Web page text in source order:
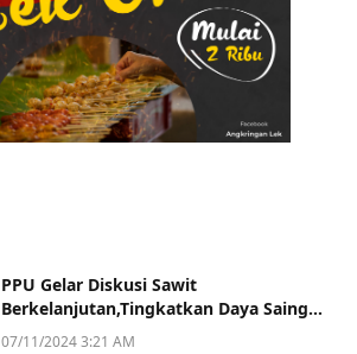
PPU Gelar Diskusi Sawit
Berkelanjutan,Tingkatkan Daya Saing
dan Kualitas
07/11/2024 3:21 AM